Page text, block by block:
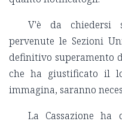
V'è da chiedersi
pervenute le Sezioni
definitivo superamento
che ha giustificato il
immagina, saranno
La Cassazione ha